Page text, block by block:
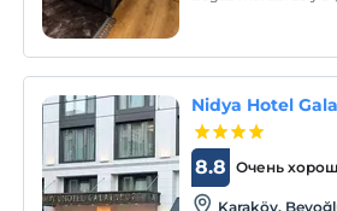
Nidya Hotel
Очень
8.8
Karaköy,